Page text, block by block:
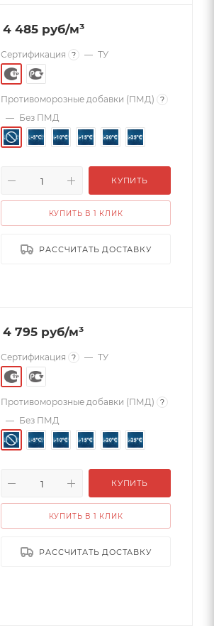
4 485 руб/м³
Сертификация ? — ТУ
Противоморозные добавки (ПМД) ?
— Без ПМД
КУПИТЬ
КУПИТЬ В 1 КЛИК
РАССЧИТАТЬ ДОСТАВКУ
4 795 руб/м³
Сертификация ? — ТУ
Противоморозные добавки (ПМД) ?
— Без ПМД
КУПИТЬ
КУПИТЬ В 1 КЛИК
РАССЧИТАТЬ ДОСТАВКУ